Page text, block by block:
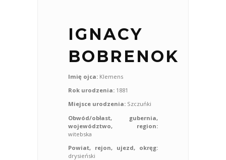
IGNACY
BOBRENOK
Imię ojca: Klemens
Rok urodzenia: 1881
Miejsce urodzenia: Szczuńki
Obwód/obłast, gubernia,
województwo, region:
witebska
Powiat, rejon, ujezd, okręg:
drysieński